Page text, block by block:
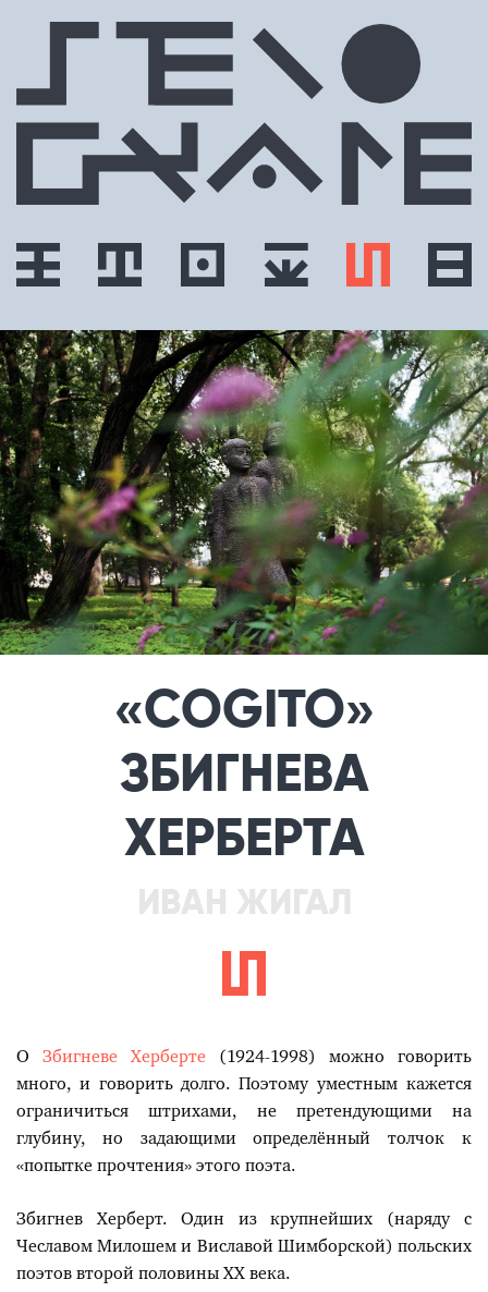
«COGITO»
ЗБИГНЕВА
ХЕРБЕРТА
ИВАН ЖИГАЛ
e
О Збигневе Херберте (1924-1998) можно говорить
много, и говорить долго. Поэтому уместным кажется
ограничиться штрихами, не претендующими на
глубину, но задающими определённый толчок к
«попытке прочтения» этого поэта.
Збигнев Херберт. Один из крупнейших (наряду с
Чеславом Милошем и Виславой Шимборской) польских
поэтов второй половины XX века.